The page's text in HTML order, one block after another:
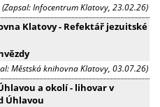
(Zapsal: Infocentrum Klatovy, 23.02.26)
Klatovy - Refektář jezuitské
Městská knihovna Klatovy, 03.07.26)
a okolí - lihovar v
Úhlavou